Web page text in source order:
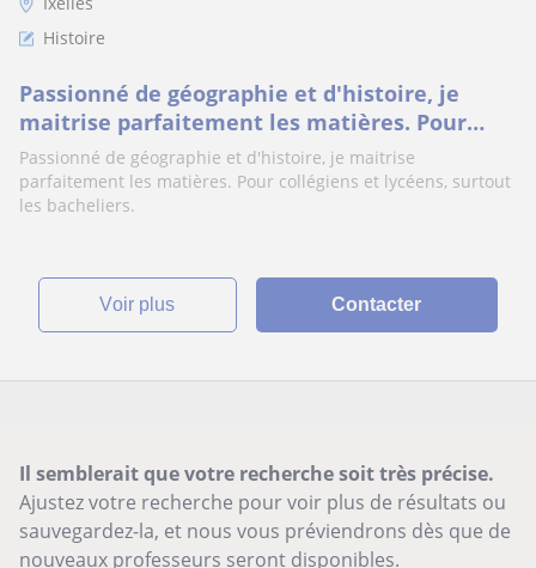
Histoire
Passionné de géographie et d'histoire, je
maitrise parfaitement les matières. Pour
collégiens et lycéens, surtout les bacheliers
Passionné de géographie et d'histoire, je maitrise
parfaitement les matières. Pour collégiens et lycéens, surtout
les bacheliers.
voir plus Contacter
Il semblerait que votre recherche soit très précise.
Ajustez votre recherche pour voir plus de résultats ou
sauvegardez-la, et nous vous préviendrons dès que de
nouveaux professeurs seront disponibles.